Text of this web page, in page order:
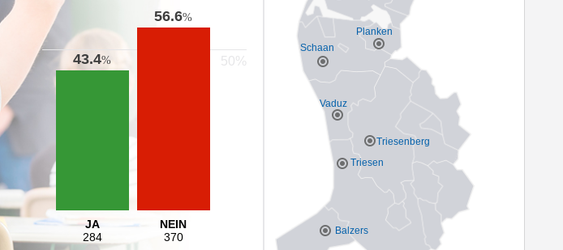
Vaduz
Balzers
Planken
Schaan
Triesen
Triesenberg
43.4%
JA
284
56.6%
NEIN
370